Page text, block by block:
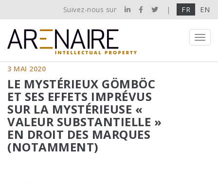
Suivez-nous sur | FR EN
3 MAI 2020
LE MYSTÉRIEUX GÖMBÖC
ET SES EFFETS IMPRÉVUS
SUR LA MYSTÉRIEUSE «
VALEUR SUBSTANTIELLE »
EN DROIT DES MARQUES
(NOTAMMENT)